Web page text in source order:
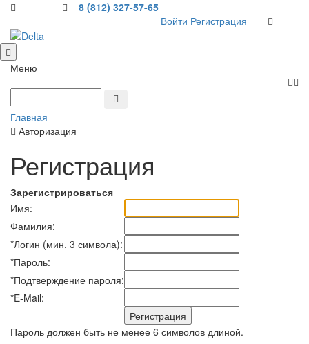
8 (812) 327-57-65
Войти Регистрация
Меню
Главная
Авторизация
Регистрация
Зарегистрироваться
Имя:
Фамилия:
*Логин (мин. 3 символа):
*Пароль:
*Подтверждение пароля:
*E-Mail:
Пароль должен быть не менее 6 символов длиной.